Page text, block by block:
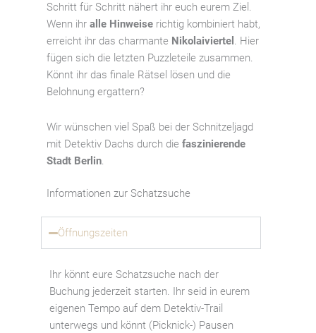
Schritt für Schritt nähert ihr euch eurem Ziel.
Wenn ihr alle Hinweise richtig kombiniert habt,
erreicht ihr das charmante Nikolaiviertel . Hier
fügen sich die letzten Puzzleteile zusammen.
Könnt ihr das finale Rätsel lösen und die
Belohnung ergattern?
Wir wünschen viel Spaß bei der Schnitzeljagd
mit Detektiv Dachs durch die faszinierende
Stadt Berlin.
Informationen zur Schatzsuche
Öffnungszeiten
Ihr könnt eure Schatzsuche nach der
Buchung jederzeit starten. Ihr seid in eurem
eigenen Tempo auf dem Detektiv-Trail
unterwegs und könnt (Picknick-) Pausen